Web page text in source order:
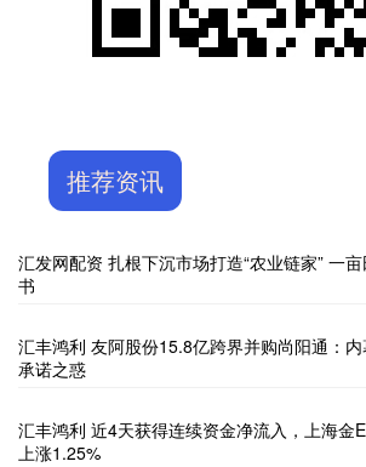
推荐资讯
汇发网配资 扎根下沉市场打造“农业链家” 一
书
汇丰鸿利 友阿股份15.8亿跨界并购尚阳通：
承诺之惑
汇丰鸿利 近4天获得连续资金净流入，上海金
上涨1.25%